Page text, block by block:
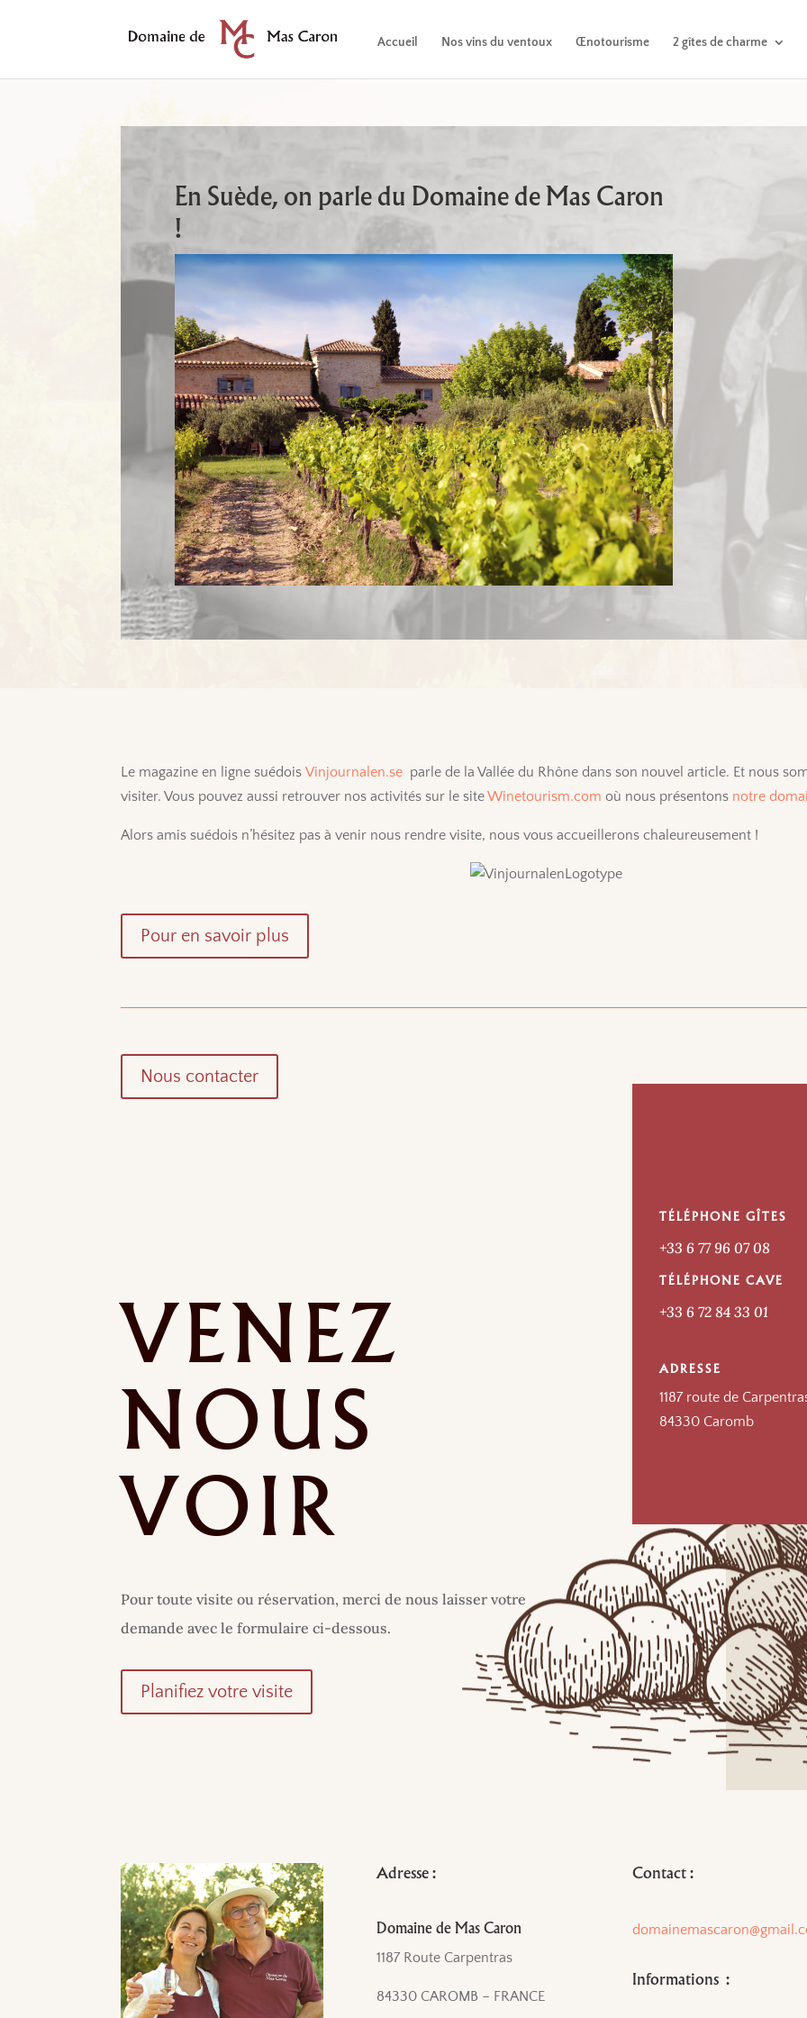
Accueil Nos vins du ventoux Œnotourisme 2 gîtes de charme
En Suède, on parle du Domaine de Mas Caron
!
Le magazine en ligne suédoisVinjournalen.se parle de la Vallée du Rhône dans son nouvel article. Et nous
visiter. Vous pouvez aussi retrouver nos activités sur le siteWinetourism.com où nous présentons notre
Alors amis suédois n’hésitez pas à venir nous rendre visite, nous vous accueillerons chaleureusement !
Pour en savoir plus
Nous contacter
VENEZ
NOUS
VOIR
Pour toute visite ou réservation, merci de nous laisser votre
demande avec le formulaire ci-dessous.
Planifiez votre visite
TÉLÉPHONE GÎTES
+33 6 77 96 07 08
TÉLÉPHONE CAVE
+33 6 72 84 33 01
ADRESSE
1187 route de
84330 Caromb
Adresse :
Domaine de Mas Caron
1187 Route Carpentras
84330 CAROMB – FRANCE
Contact :
Informations :